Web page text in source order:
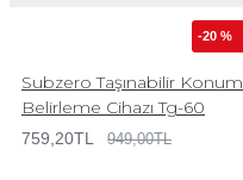
-20 %
Subzero Taşınabilir Konum
Belirleme Cihazı Tg-60
759,20TL 949,00TL